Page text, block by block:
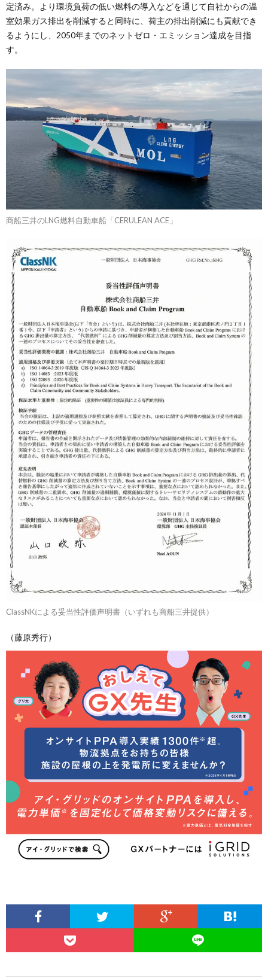
定済み。より環境負荷の低い燃料の導入などを通じて自社からの温
室効果ガス排出を削減すると同時に、荷主の排出削減にも貢献でき
るようにし、2050年までのネットゼロ・エミッション達成を目指
す。
商船三井のLNG燃料自動車船「CERULEAN ACE」
ClassNKによる妥当性評価声明書（いずれも商船三井提供）
（藤原秀行）